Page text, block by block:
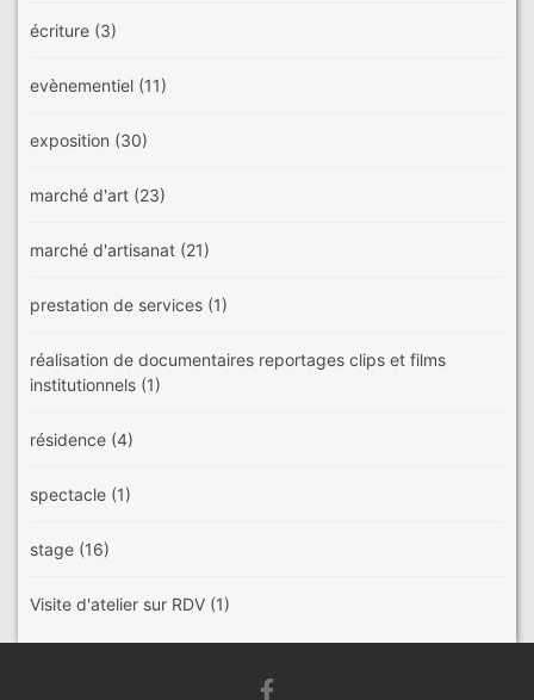
écriture (3)
evènementiel (11)
exposition (30)
marché d'art (23)
marché d'artisanat (21)
prestation de services (1)
réalisation de documentaires reportages clips et films
institutionnels (1)
résidence (4)
spectacle (1)
stage (16)
Visite d'atelier sur RDV (1)